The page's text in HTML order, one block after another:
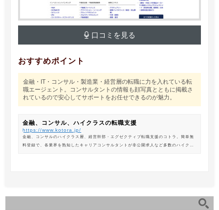
口コミを見る
おすすめポイント
金融・IT・コンサル・製造業・経営層の転職に力を入れている転
職エージェント。コンサルタントの情報も顔写真とともに掲載さ
れているので安心してサポートをお任せできるのが魅力。
金融、コンサル、ハイクラスの転職支援
https://www.kotora.jp/
金融、コンサルのハイクラス層、経営幹部・エグゼクティブ転職支援のコトラ。簡単無
料登録で、各業界を熟知したキャリアコンサルタントが非公開求人など多数のハイクラ